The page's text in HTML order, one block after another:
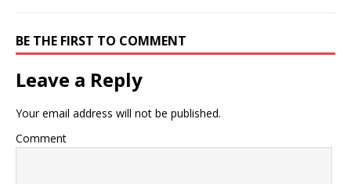
BE THE FIRST TO COMMENT
Leave a Reply
Your email address will not be published.
Comment